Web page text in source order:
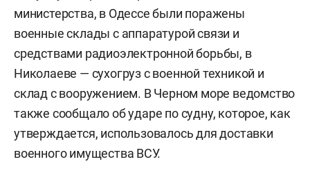
министерства, в Одессе были поражены
военные склады с аппаратурой связи и
средствами радиоэлектронной борьбы, в
Николаеве — сухогруз с военной техникой и
склад с вооружением. В Черном море ведомство
также сообщало об ударе по судну, которое, как
утверждается, использовалось для доставки
военного имущества ВСУ.